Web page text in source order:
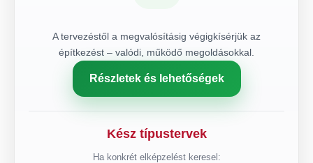
A tervezéstől a megvalósításig végigkísérjük az
építkezést – valódi, működő megoldásokkal.
Részletek és lehetőségek
Kész típustervek
Ha konkrét elképzelést keresel: